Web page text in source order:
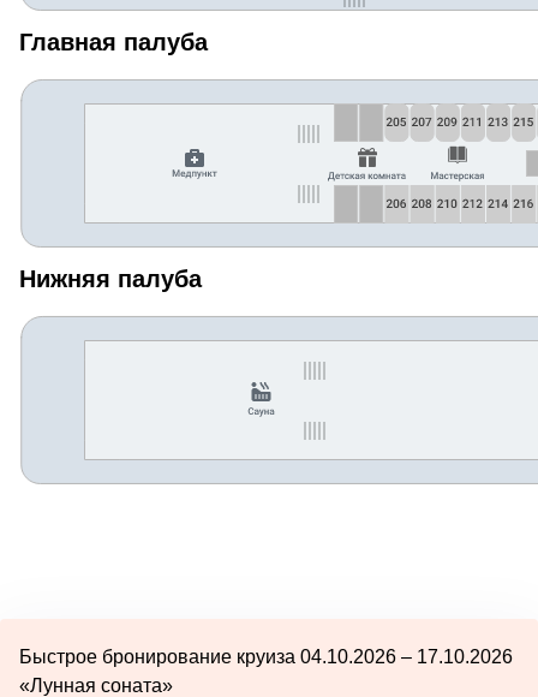
Главная палуба
Нижняя палуба
Быстрое бронирование круиза 04.10.2026 – 17.10.2026
«Лунная соната»